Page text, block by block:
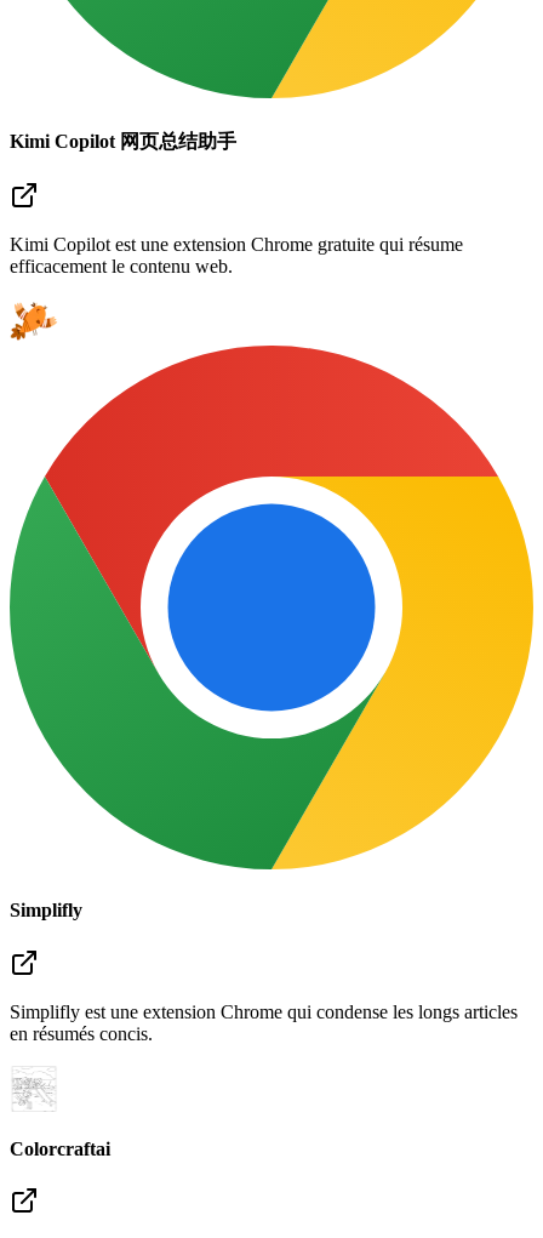
Kimi Copilot 网页总结助手
Kimi Copilot est une extension Chrome gratuite qui résume
efficacement le contenu web.
Simplifly
Simplifly est une extension Chrome qui condense les longs articles
en résumés concis.
Colorcraftai